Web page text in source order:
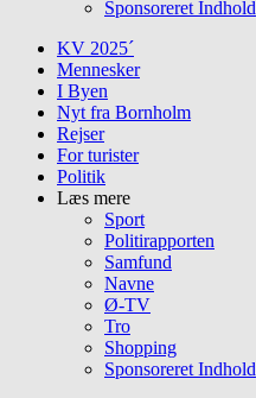
Sponsoreret Indhold
KV 2025´
Mennesker
I Byen
Nyt fra Bornholm
Rejser
For turister
Politik
Læs mere
Sport
Politirapporten
Samfund
Navne
Ø-TV
Tro
Shopping
Sponsoreret Indhold